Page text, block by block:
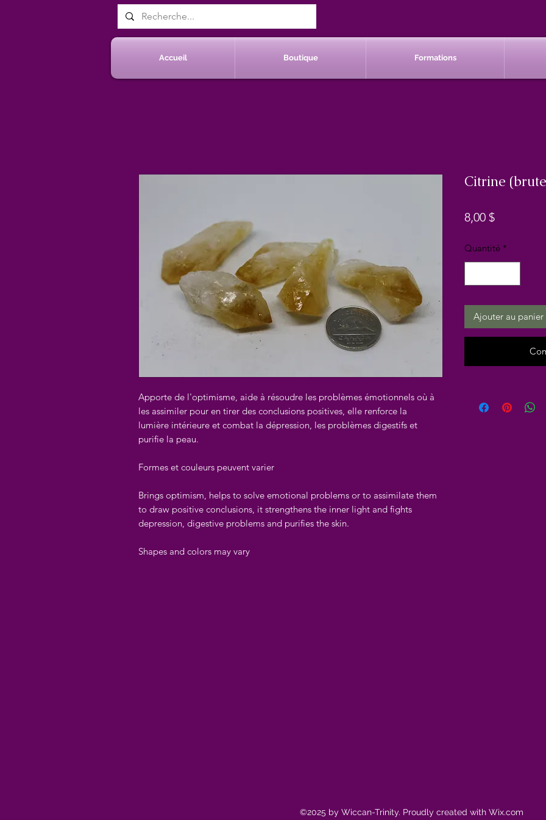
Accueil Boutique Formations
Apporte de l'optimisme, aide à résoudre les problèmes émotionnels où à
les assimiler pour en tirer des conclusions positives, elle renforce la
lumière intérieure et combat la dépression, les problèmes digestifs et
purifie la peau.
Formes et couleurs peuvent varier
Brings optimism, helps to solve emotional problems or to assimilate them
to draw positive conclusions, it strengthens the inner light and fights
depression, digestive problems and purifies the skin.
Shapes and colors may vary
Citrine
8,00 $Prix
Quantité *
Ajouter au panier
©2025 by Wiccan-Trinity. Proudly created with Wix.com